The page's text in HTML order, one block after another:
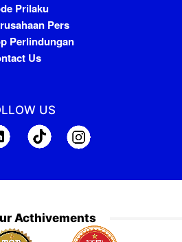
Prilaku
Pers
Perlindungan
Us
US
Acthivements